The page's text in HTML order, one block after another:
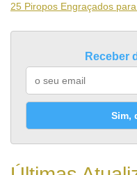
25 Piropos Engraçados
Receber
Sim,